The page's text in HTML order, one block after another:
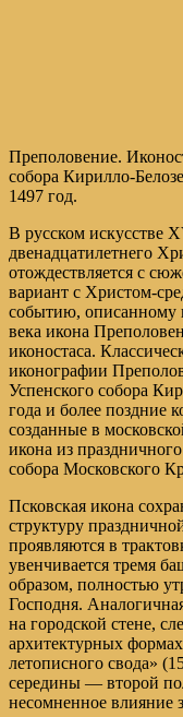
Преполовение.
собора Кирилло-
1497 год.
В русском искусстве
двенадцатилетнего
отождествляется с
вариант с Христом-
событию, описанному
века икона
иконостаса.
иконографии
Успенского собора
года и более поздние
созданные в
икона из
собора Московского
Псковская икона
структуру
проявляются в
увенчивается тремя
образом, полностью
Господня.
на городской стене,
архитектурных
летописного свода»
середины — второй
несомненное влияние